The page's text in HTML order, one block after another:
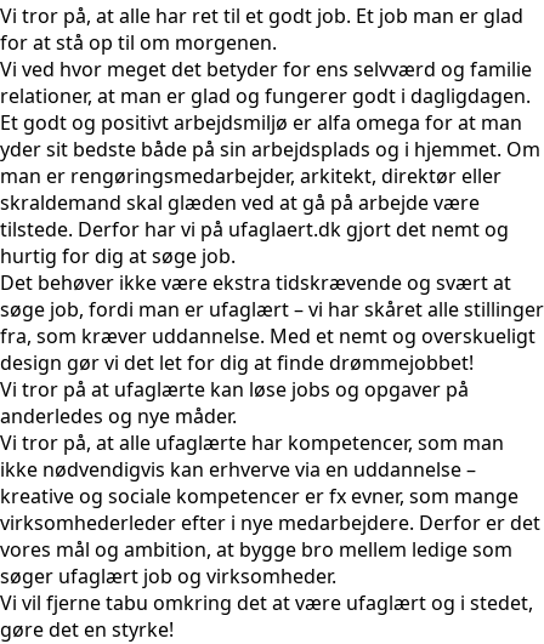
Vi tror på, at alle har ret til et godt job. Et job man er glad
for at stå op til om morgenen.
Vi ved hvor meget det betyder for ens selvværd og familie
relationer, at man er glad og fungerer godt i dagligdagen.
Et godt og positivt arbejdsmiljø er alfa omega for at man
yder sit bedste både på sin arbejdsplads og i hjemmet. Om
man er rengøringsmedarbejder, arkitekt, direktør eller
skraldemand skal glæden ved at gå på arbejde være
tilstede. Derfor har vi på ufaglaert.dk gjort det nemt og
hurtig for dig at søge job.
Det behøver ikke være ekstra tidskrævende og svært at
søge job, fordi man er ufaglært – vi har skåret alle stillinger
fra, som kræver uddannelse. Med et nemt og overskueligt
design gør vi det let for dig at finde drømmejobbet!
Vi tror på at ufaglærte kan løse jobs og opgaver på
anderledes og nye måder.
Vi tror på, at alle ufaglærte har kompetencer, som man
ikke nødvendigvis kan erhverve via en uddannelse –
kreative og sociale kompetencer er fx evner, som mange
virksomhederleder efter i nye medarbejdere. Derfor er det
vores mål og ambition, at bygge bro mellem ledige som
søger ufaglært job og virksomheder.
Vi vil fjerne tabu omkring det at være ufaglært og i stedet,
gøre det en styrke!